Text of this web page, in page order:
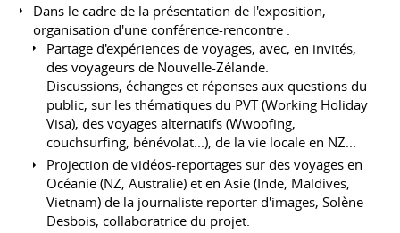
Dans le cadre de la présentation de l'exposition,
organisation d'une conférence-rencontre :
Partage d'expériences de voyages, avec, en invités,
des voyageurs de Nouvelle-Zélande.
Discussions, échanges et réponses aux questions du
public, sur les thématiques du PVT (Working Holiday
Visa), des voyages alternatifs (Wwoofing,
couchsurfing, bénévolat...), de la vie locale en NZ...
Projection de vidéos-reportages sur des voyages en
Océanie (NZ, Australie) et en Asie (Inde, Maldives,
Vietnam) de la journaliste reporter d'images, Solène
Desbois, collaboratrice du projet.